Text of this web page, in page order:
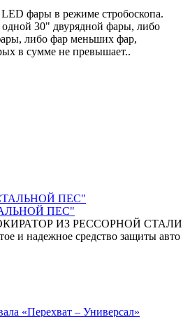
LED фары в режиме стробоскопа.
30" двурядной фары, либо
либо фар меньших фар,
в сумме не превышает..
ПЕС"
ИЗ РЕССОРНОЙ СТАЛИ
надежное средство защиты авто